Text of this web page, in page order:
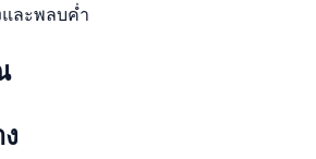
และพลบค่ำ